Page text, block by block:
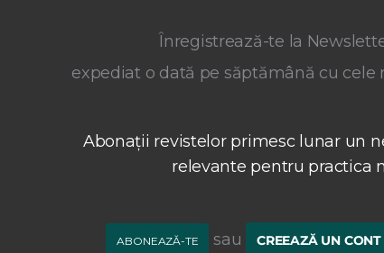
Înregistrează-te la
expediat o dată pe săptămână cu
Abonații revistelor primesc lunar un
relevante pentru practica
ABONEAZĂ-TE sau CREEAZĂ UN